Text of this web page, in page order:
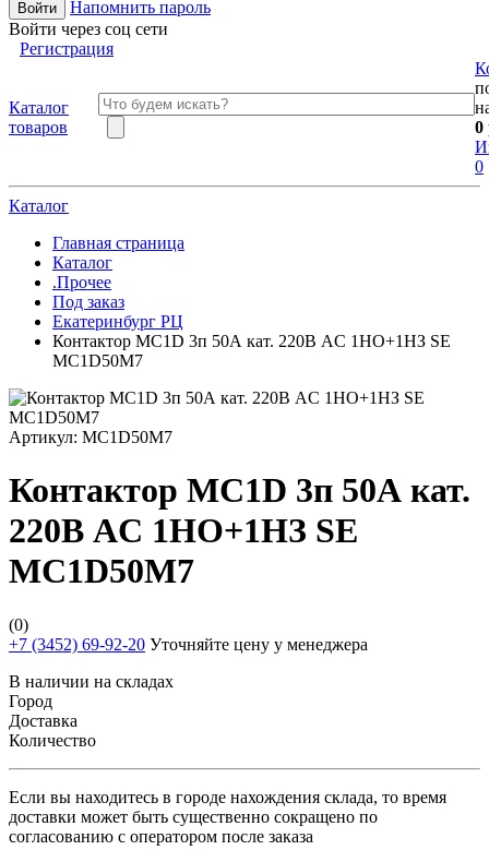
Напомнить пароль
Войти через соц сети
Регистрация
Каталог
товаров
0
0
Каталог
Главная страница
Каталог
.Прочее
Под заказ
Екатеринбург РЦ
Контактор MC1D 3п 50А кат. 220В AC 1НО+1НЗ SE
MC1D50M7
Артикул: MC1D50M7
Контактор MC1D 3п 50А кат.
220В AC 1НО+1НЗ SE
MC1D50M7
(0)
+7 (3452) 69-92-20 Уточняйте цену у менеджера
В наличии на складах
Город
Доставка
Количество
Если вы находитесь в городе нахождения склада, то время
доставки может быть существенно сокращено по
согласованию с оператором после заказа